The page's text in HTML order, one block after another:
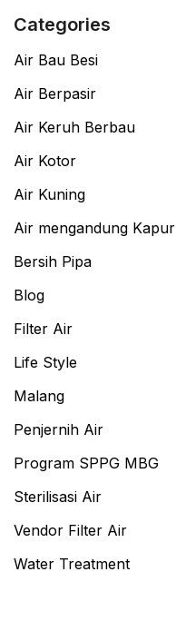
Categories
Air Bau Besi
Air Berpasir
Air Keruh Berbau
Air Kotor
Air Kuning
Air mengandung Kapur
Bersih Pipa
Blog
Filter Air
Life Style
Malang
Penjernih Air
Program SPPG MBG
Sterilisasi Air
Vendor Filter Air
Water Treatment